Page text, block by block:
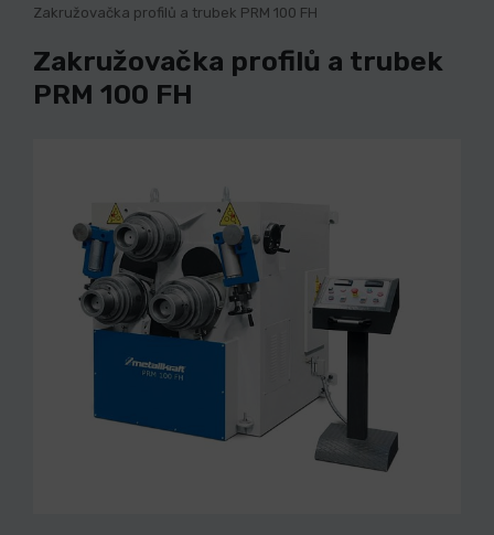
Zakružovačka profilů a trubek PRM 100 FH
Zakružovačka profilů a trubek
PRM 100 FH